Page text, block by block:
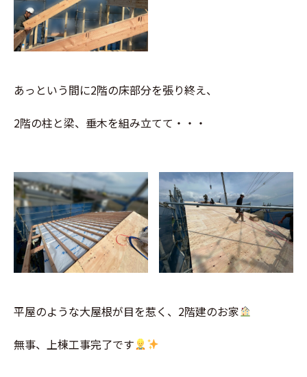
あっという間に2階の床部分を張り終え、
2階の柱と梁、垂木を組み立てて・・・
平屋のような大屋根が目を惹く、2階建のお家
無事、上棟工事完了です